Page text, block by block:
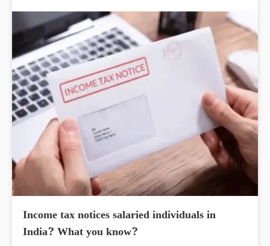
Income tax notices salaried individuals in
India? What you know?